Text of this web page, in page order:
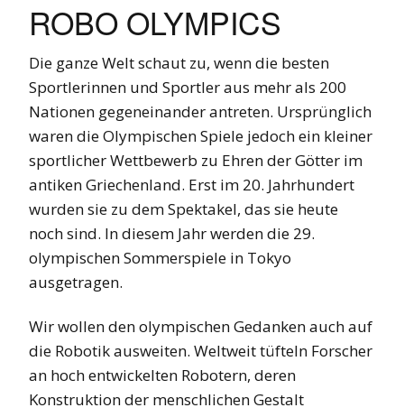
ROBO OLYMPICS
Die ganze Welt schaut zu, wenn die besten
Sportlerinnen und Sportleraus mehr als 200
Nationen gegeneinander antreten. Ursprünglich
waren die Olympischen Spiele jedoch ein kleiner
sportlicher Wettbewerb zu Ehren der Götter im
antiken Griechenland. Erst im 20. Jahrhundert
wurdensie zu dem Spektakel, das sie heute
nochsind. In diesem Jahr werden die 29.
olympischen Sommerspiele in Tokyo
ausgetragen.
Wir wollen den olympischen Gedanken auch auf
die Robotik ausweiten. Weltweittüfteln Forscher
an hoch entwickelten Robotern, deren
Konstruktion der menschlichen Gestalt